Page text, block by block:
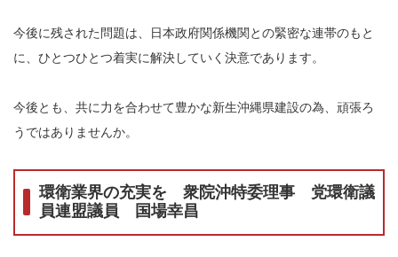
今後に残された問題は、日本政府関係機関との緊密な連帯のもと
に、ひとつひとつ着実に解決していく決意であります。
今後とも、共に力を合わせて豊かな新生沖縄県建設の為、頑張ろ
うではありませんか。
環衛業界の充実を 衆院沖特委理事 党環衛議
員連盟議員 国場幸昌